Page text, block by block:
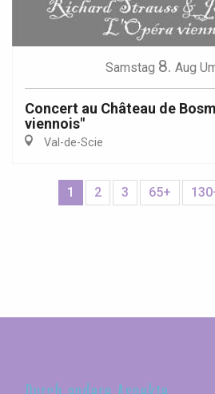
Samstag 8. Aug
Concert au Château de
viennois"
Val-de-Scie
1 2 3 65+